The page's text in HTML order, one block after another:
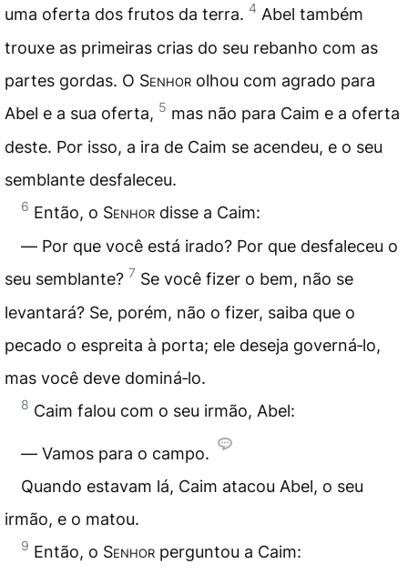
uma oferta dos frutos da terra. 4 Abel também
trouxe as primeiras crias do seu rebanho com as
partes gordas. O Senhor olhou com agrado para
Abel e a sua oferta, 5 mas não para Caim e a oferta
deste. Por isso, a ira de Caim se acendeu, e o seu
semblante desfaleceu.
6 Então, o Senhor disse a Caim:
― Por que você está irado? Por que desfaleceu o
seu semblante? 7 Se você fizer o bem, não se
levantará? Se, porém, não o fizer, saiba que o
pecado o espreita à porta; ele deseja governá‑lo,
mas você deve dominá‑lo.
8 Caim falou com o seu irmão, Abel:
― Vamos para o campo.
Quando estavam lá, Caim atacou Abel, o seu
irmão, e o matou.
9 Então, o Senhor perguntou a Caim: